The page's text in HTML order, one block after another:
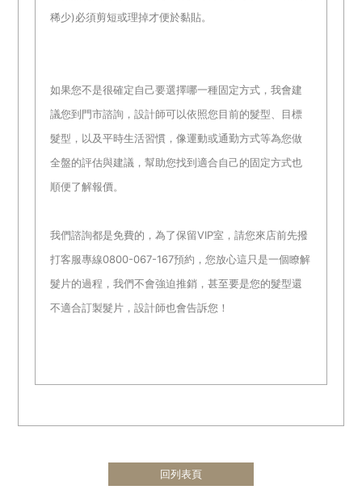
稀少)必須剪短或理掉才便於黏貼。
如果您不是很確定自己要選擇哪一種固定方式，我會建
議您到門市諮詢，設計師可以依照您目前的髮型、目標
髮型，以及平時生活習慣，像運動或通勤方式等為您做
全盤的評估與建議，幫助您找到適合自己的固定方式也
順便了解報價。
我們諮詢都是免費的，為了保留VIP室，請您來店前先撥
打客服專線0800-067-167預約，您放心這只是一個瞭解
髮片的過程，我們不會強迫推銷，甚至要是您的髮型還
不適合訂製髮片，設計師也會告訴您！
回列表頁